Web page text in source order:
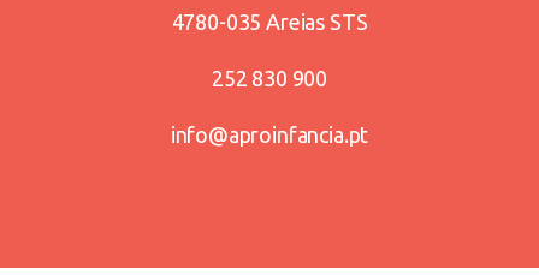
4780-035 Areias STS
252 830 900
info@aproinfancia.pt